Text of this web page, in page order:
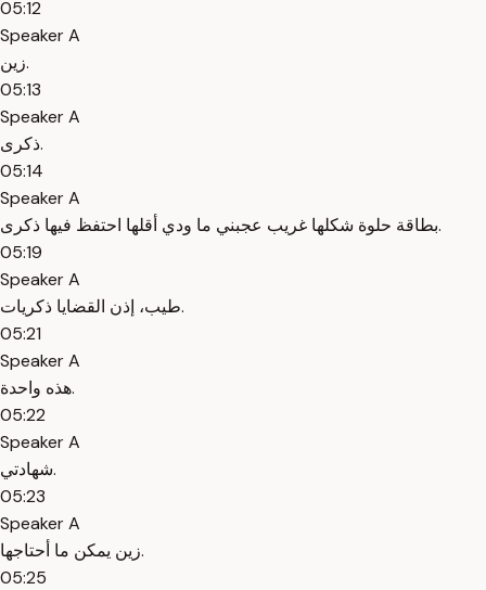
05:12
Speaker A
زين.
05:13
Speaker A
ذكرى.
05:14
Speaker A
بطاقة حلوة شكلها غريب عجبني ما ودي أقلها احتفظ فيها ذكرى.
05:19
Speaker A
طيب، إذن القضايا ذكريات.
05:21
Speaker A
هذه واحدة.
05:22
Speaker A
شهادتي.
05:23
Speaker A
زين يمكن ما أحتاجها.
05:25